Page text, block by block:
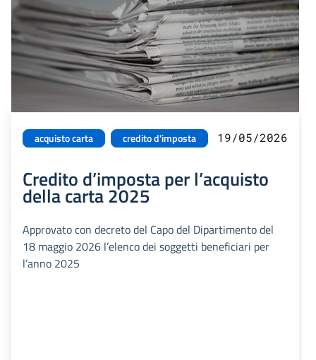
acquisto carta credito d'imposta 19/05/2026
Credito d’imposta per l’acquisto
della carta 2025
Approvato con decreto del Capo del Dipartimento del
18 maggio 2026 l’elenco dei soggetti beneficiari per
l’anno 2025